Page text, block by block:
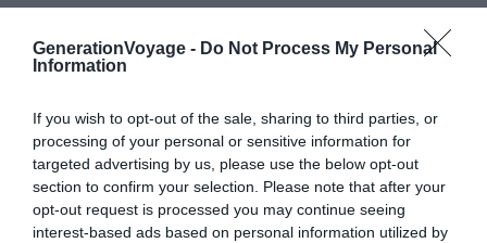
GenerationVoyage - Do Not Process My Personal
Information
If you wish to opt-out of the sale, sharing to third parties, or
processing of your personal or sensitive information for
targeted advertising by us, please use the below opt-out
section to confirm your selection. Please note that after your
opt-out request is processed you may continue seeing
interest-based ads based on personal information utilized by
Visiter les Îles Canaries : 10 incontournables à faire et
voir
Spécialités gastronomiques aux Canaries : que
manger aux Canaries ?